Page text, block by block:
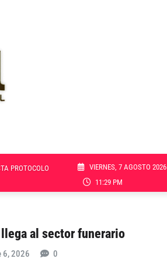
PROTOCOLO
VIERNES, 7 AGOSTO 2026
11:29 PM
al sector funerario
6, 2026 0